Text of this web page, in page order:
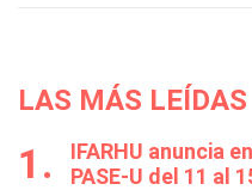
LAS MÁS LEÍDAS
IFARHU anuncia
PASE-U del 11 al